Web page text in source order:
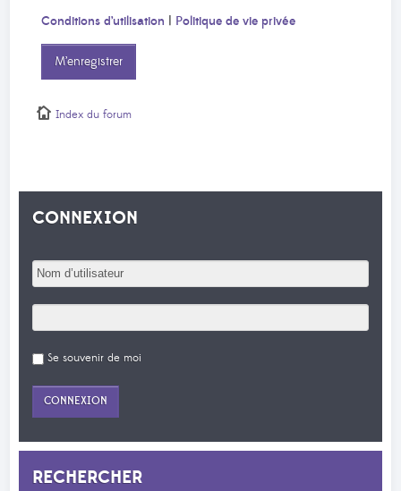
Conditions d’utilisation | Politique de vie privée
M’enregistrer
Index du forum
CONNEXION
Se souvenir de moi
RECHERCHER